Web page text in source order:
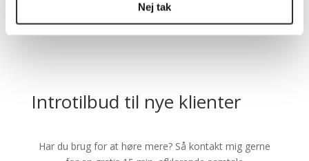
Nej tak
Introtilbud til nye klienter
Har du brug for at høre mere? Så kontakt mig gerne